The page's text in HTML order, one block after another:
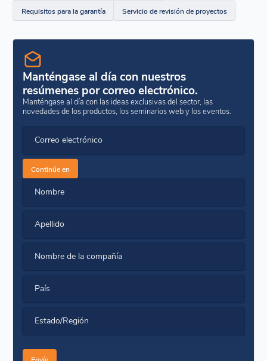
sustrato o material presentado con la silicona específica
que se esté considerando para el proyecto.
calidad de MPM contenidas en este documento.
Nota: Debido a la interminable variabilidad de los diseños, sustratos y condiciones
Requisitos para la garantía Servicio de revisión de proyectos
Manténgase al día con nuestros
resúmenes por correo electrónico.
Manténgase al día con las ideas exclusivas del sector, las
novedades de los productos, los seminarios web y los eventos.
Correo electrónico
Continúe en
Nombre
Apellido
Nombre de la compañía
País
Estado/Región